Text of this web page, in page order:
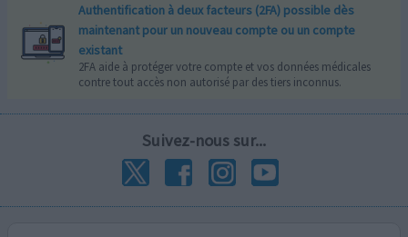
Authentification à deux facteurs (2FA) possible dès
maintenant pour un nouveau compte ou un compte
existant
2FA aide à protéger votre compte et vos données médicales
contre tout accès non autorisé par des tiers inconnus.
Suivez-nous sur...